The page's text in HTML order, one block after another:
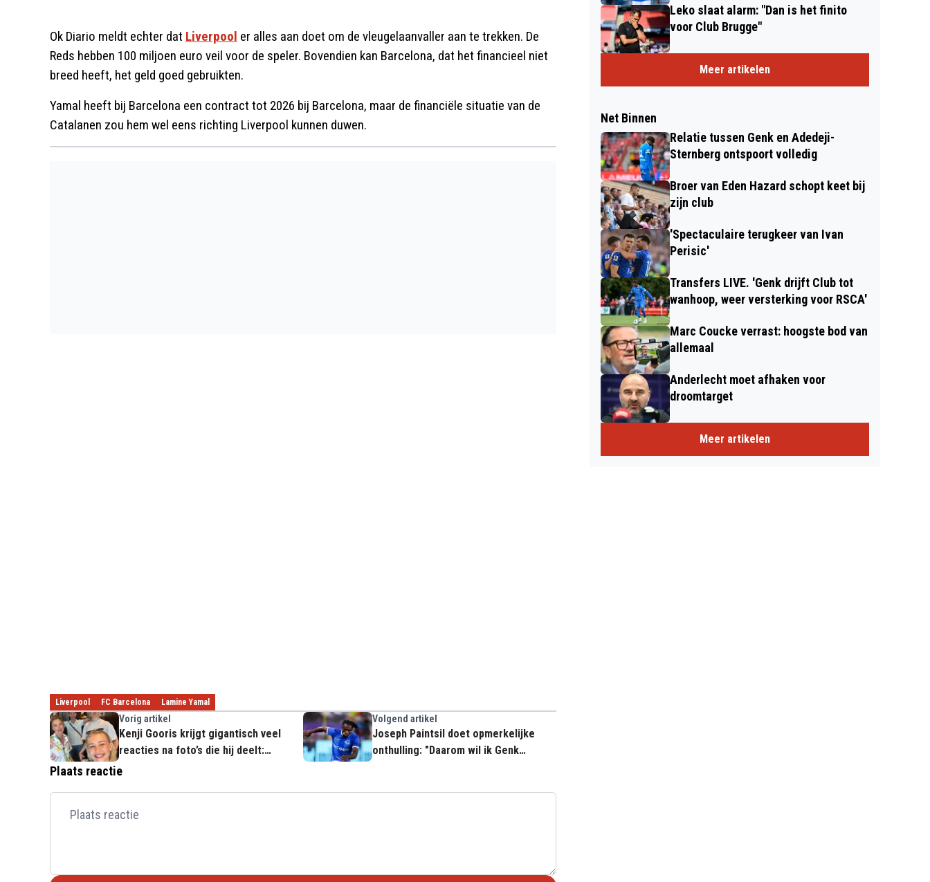
Ok Diario meldt echter dat Liverpool er alles aan doet om de vleugelaanvaller aan te trekken. De
Reds hebben 100 miljoen euro veil voor de speler. Bovendien kan Barcelona, dat het financieel niet
breed heeft, het geld goed gebruikten.
Yamal heeft bij Barcelona een contract tot 2026 bij Barcelona, maar de financiële situatie van de
Catalanen zou hem wel eens richting Liverpool kunnen duwen.
Liverpool FC Barcelona Lamine Yamal
Vorig artikel
Kenji Gooris krijgt gigantisch veel
reacties na foto’s die hij deelt:
Iedereen is het over eens
Volgend artikel
Joseph Paintsil doet opmerkelijke
onthulling: "Daarom wil ik Genk
Plaats reactie
Leko slaat alarm: "Dan is het finito
voor Club Brugge"
Meer artikelen
Net Binnen
Relatie tussen Genk en Adedeji-
Sternberg ontspoort volledig
Broer van Eden Hazard schopt keet bij
zijn club
'Spectaculaire terugkeer van Ivan
Perisic'
Transfers LIVE. 'Genk drijft Club tot
wanhoop, weer versterking voor RSCA'
Marc Coucke verrast: hoogste bod van
allemaal
Anderlecht moet afhaken voor
droomtarget
Meer artikelen